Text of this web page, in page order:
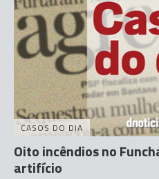
CASOS DO DIA
Oito incêndios no
artifício